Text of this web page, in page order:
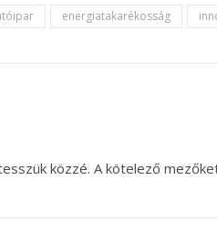
energiatakarékosság
közzé. A kötelező